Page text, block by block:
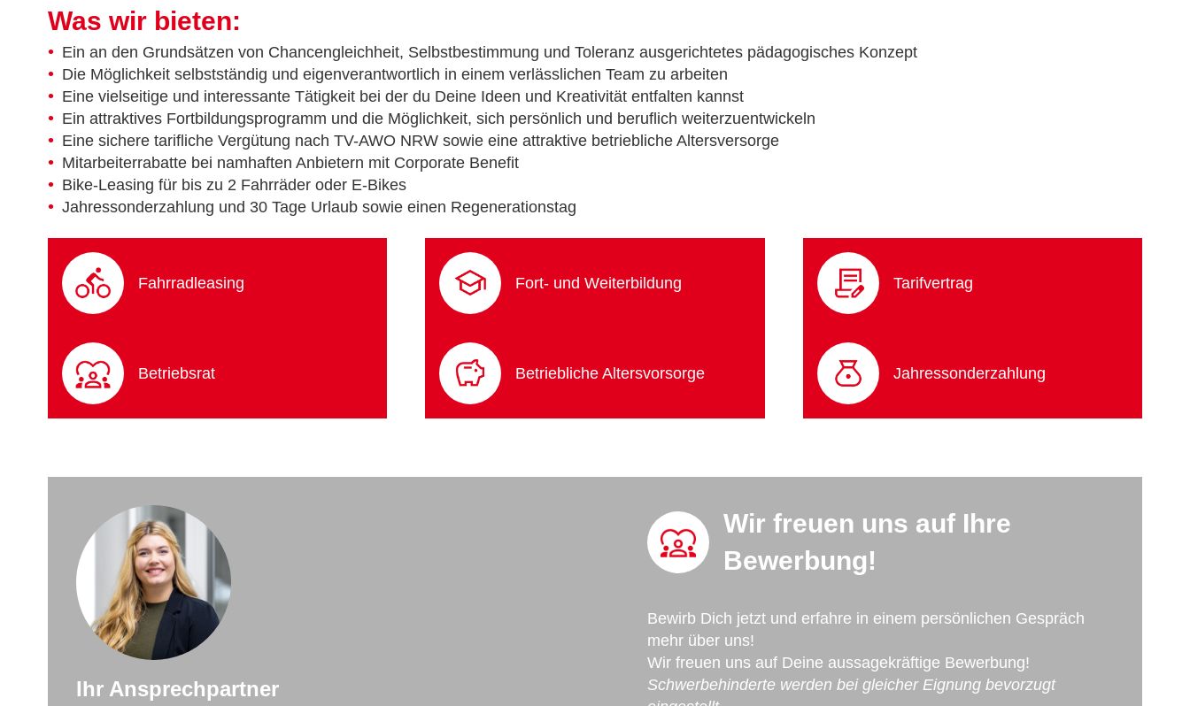
Was wir bieten:
Ein an den Grundsätzen von Chancengleichheit, Selbstbestimmung und Toleranz ausgerichtetes pädagogisches Konzept
Die Möglichkeit selbstständig und eigenverantwortlich in einem verlässlichen Team zu arbeiten
Eine vielseitige und interessante Tätigkeit bei der du Deine Ideen und Kreativität entfalten kannst
Ein attraktives Fortbildungsprogramm und die Möglichkeit, sich persönlich und beruflich weiterzuentwickeln
Eine sichere tarifliche Vergütung nach TV-AWO NRW sowie eine attraktive betriebliche Altersversorge
Mitarbeiterrabatte bei namhaften Anbietern mit Corporate Benefit
Bike-Leasing für bis zu 2 Fahrräder oder E-Bikes
Jahressonderzahlung und 30 Tage Urlaub sowie einen Regenerationstag
Fahrradleasing Fort- und Weiterbildung Tarifvertrag
Betriebsrat Betriebliche Altersvorsorge Jahressonderzahlung
Ihr Ansprechpartner
Wir freuen uns auf Ihre
Bewerbung!
Bewirb Dich jetzt und erfahre in einem persönlichen Gespräch
mehr über uns!
Wir freuen uns auf Deine aussagekräftige Bewerbung!
Schwerbehinderte werden bei gleicher Eignung bevorzugt